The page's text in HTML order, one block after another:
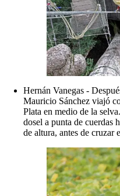
Hernán Vanegas -
Mauricio Sánchez viajó
Plata en medio de la
dosel a punta de cuerdas
de altura, antes de cruzar